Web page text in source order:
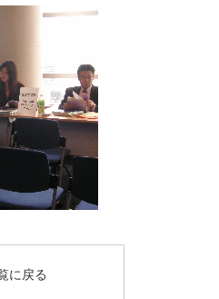
に戻る